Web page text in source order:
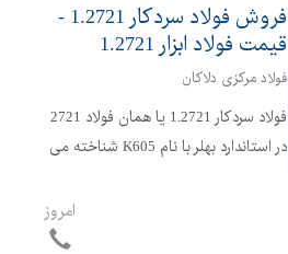
فروش فولاد سردکار 1.2721 -
قیمت فولاد ابزار 1.2721
فولاد مرکزی دلاکان
فولاد سردکار 1.2721 یا همان فولاد 2721
در استاندارد بهلر با نام K605 شناخته می
در جهان است و با استانداردهای مختلفی
شناخته می شود. در استاندارد DIN آلمان
امروز